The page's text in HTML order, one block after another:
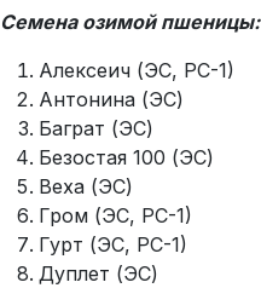
Семена озимой пшеницы:
Алексеич (ЭС, РС-1)
Антонина (ЭС)
Баграт (ЭС)
Безостая 100 (ЭС)
Веха (ЭС)
Гром (ЭС, РС-1)
Гурт (ЭС, РС-1)
Дуплет (ЭС)